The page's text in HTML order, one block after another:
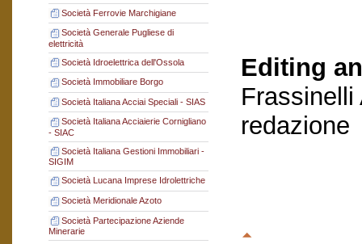
Società Ferrovie Marchigiane
Società Generale Pugliese di
elettricità
Società Idroelettrica dell'Ossola
Società Immobiliare Borgo
Società Italiana Acciai Speciali - SIAS
Società Italiana Acciaierie Cornigliano
- SIAC
Società Italiana Gestioni Immobiliari -
SIGIM
Società Lucana Imprese Idrolettriche
Società Meridionale Azoto
Società Partecipazione Aziende
Minerarie
Editing
Frassinelli
redazione